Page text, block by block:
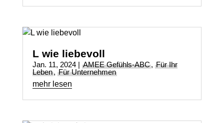
L wie liebevoll
Jan. 11, 2024| AMEE Gefühls-ABC, Für Ihr
Leben, Für Unternehmen
mehr lesen